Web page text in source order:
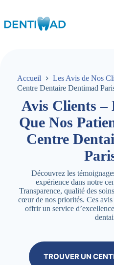
contenu
Accueil
Les Avis de Nos
Centre Dentaire Dentimad
Avis Clients –
Que Nos
Centre
Découvrez les
expérience dans notre
Transparence, qualité des
cœur de nos priorités. Ces
offrir un service
TROUVER UN